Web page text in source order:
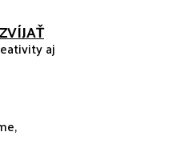
aj